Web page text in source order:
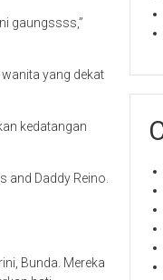
gaungssss,”
yang dekat
kedatangan
and Daddy Reino.
Bunda. Mereka